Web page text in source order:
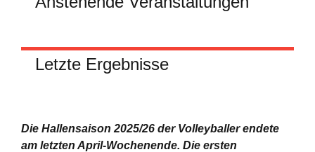
Letzte Ergebnisse
Die Hallensaison 2025/26 der Volleyballer endete
am letzten April-Wochenende. Die ersten